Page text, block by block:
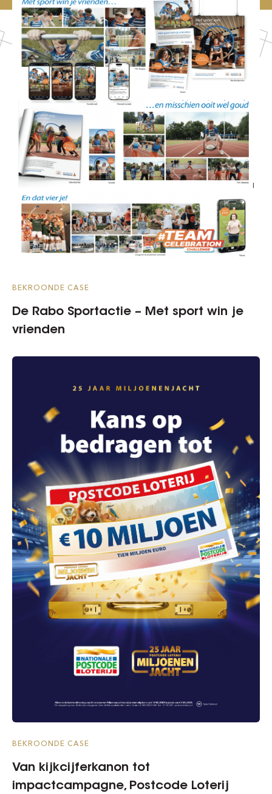
BEKROONDE CASE
De Rabo Sportactie – Met sport win je
vrienden
BEKROONDE CASE
Van kijkcijferkanon tot
impactcampagne, Postcode Loterij